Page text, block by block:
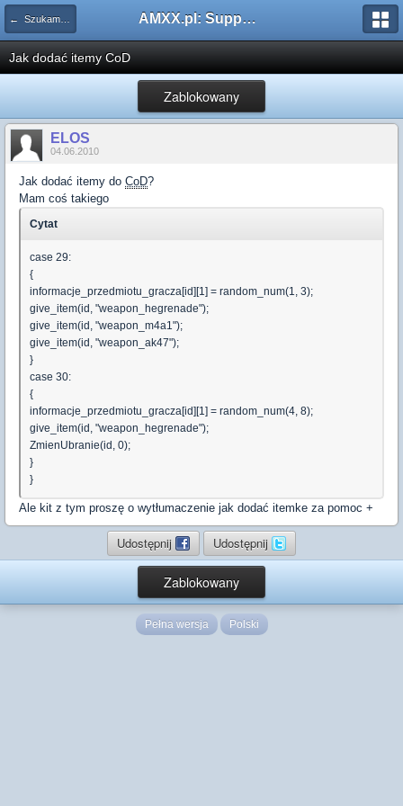
← Szukam pluginu AMXX.pl: Support AMX Mod X i SourceMod
Jak dodać itemy CoD
Zablokowany
ELOS
04.06.2010
Jak dodać itemy do CoD?
Mam coś takiego
Cytat
case 29:
{
informacje_przedmiotu_gracza[id][1] = random_num(1, 3);
give_item(id, "weapon_hegrenade");
give_item(id, "weapon_m4a1");
give_item(id, "weapon_ak47");
}
case 30:
{
informacje_przedmiotu_gracza[id][1] = random_num(4, 8);
give_item(id, "weapon_hegrenade");
ZmienUbranie(id, 0);
}
}
Ale kit z tym proszę o wytłumaczenie jak dodać itemke za pomoc +
Udostępnij Udostępnij
Zablokowany
Pełna wersja Polski